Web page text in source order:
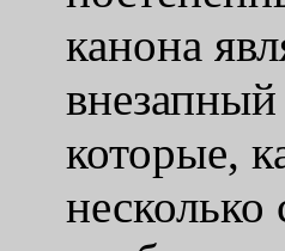
канона
которые,